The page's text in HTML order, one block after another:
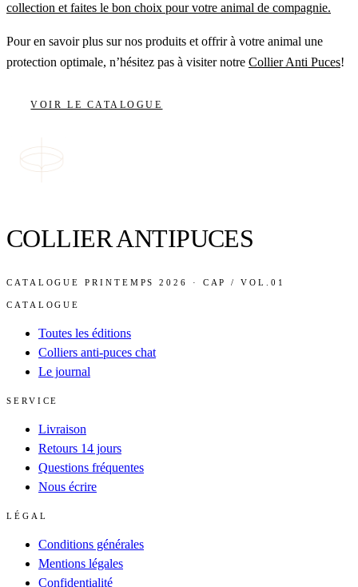
collection et faites le bon choix pour votre animal de compagnie.
Pour en savoir plus sur nos produits et offrir à votre animal une
protection optimale, n’hésitez pas à visiter notre Collier Anti Puces!
VOIR LE CATALOGUE
COLLIER ANTIPUCES
CATALOGUE PRINTEMPS 2026 · CAP / VOL.01
CATALOGUE
Toutes les éditions
Colliers anti-puces chat
Le journal
SERVICE
Livraison
Retours 14 jours
Questions fréquentes
Nous écrire
LÉGAL
Conditions générales
Mentions légales
Confidentialité